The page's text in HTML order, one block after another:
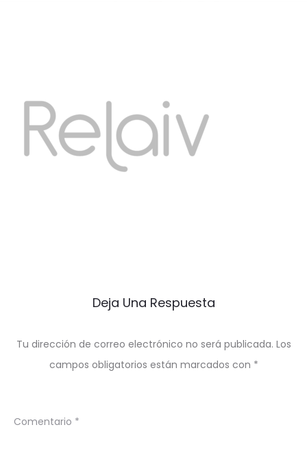
Deja Una Respuesta
Tu dirección de correo electrónico no será publicada. Los
campos obligatorios están marcados con *
Comentario *